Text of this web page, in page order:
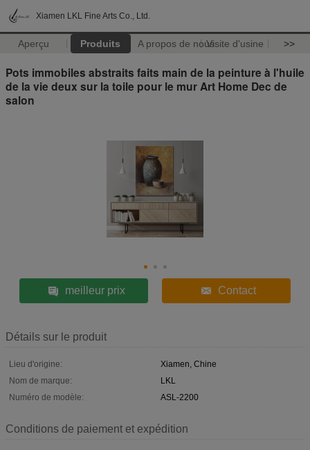
Xiamen LKL Fine Arts Co., Ltd.
Aperçu Produits A propos de nousVisite d'usine >>
Pots immobiles abstraits faits main de la peinture à l'huile
de la vie deux sur la toile pour le mur Art Home Dec de
salon
meilleur prix Contact
Détails sur le produit
Lieu d'origine:
Xiamen, Chine
Nom de marque:
LKL
Numéro de modèle:
ASL-2200
Conditions de paiement et expédition